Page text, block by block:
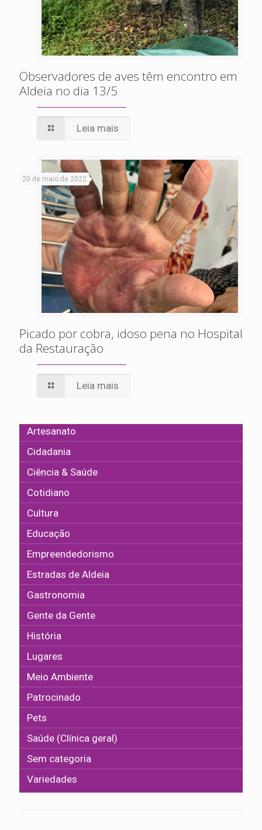
Observadores de aves têm encontro em
Aldeia no dia 13/5
Leia mais
20 de maio de 2022
Picado por cobra, idoso pena no Hospital
da Restauração
Leia mais
Artesanato
Cidadania
Ciência & Saúde
Cotidiano
Cultura
Educação
Empreendedorismo
Estradas de Aldeia
Gastronomia
Gente da Gente
História
Lugares
Meio Ambiente
Patrocinado
Pets
Saúde (Clínica geral)
Sem categoria
Variedades